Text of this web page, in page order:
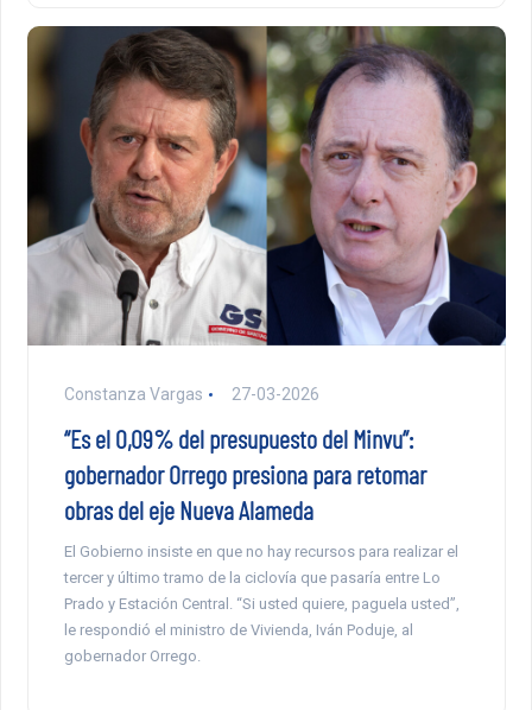
Constanza Vargas 27-03-2026
“Es el 0,09% del presupuesto del Minvu”:
gobernador Orrego presiona para retomar
obras del eje Nueva Alameda
El Gobierno insiste en que no hay recursos para realizar el
tercer y último tramo de la ciclovía que pasaría entre Lo
Prado y Estación Central. “Si usted quiere, paguela usted”,
le respondió el ministro de Vivienda, Iván Poduje, al
gobernador Orrego.